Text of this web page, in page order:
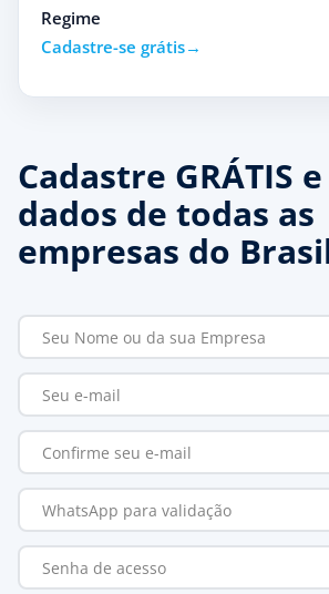
Regime
Cadastre-se grátis
Cadastre GRÁTIS
dados de todas as
empresas do